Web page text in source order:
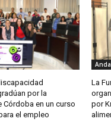
por la
Córdoba en un curso
el empleo
La
por